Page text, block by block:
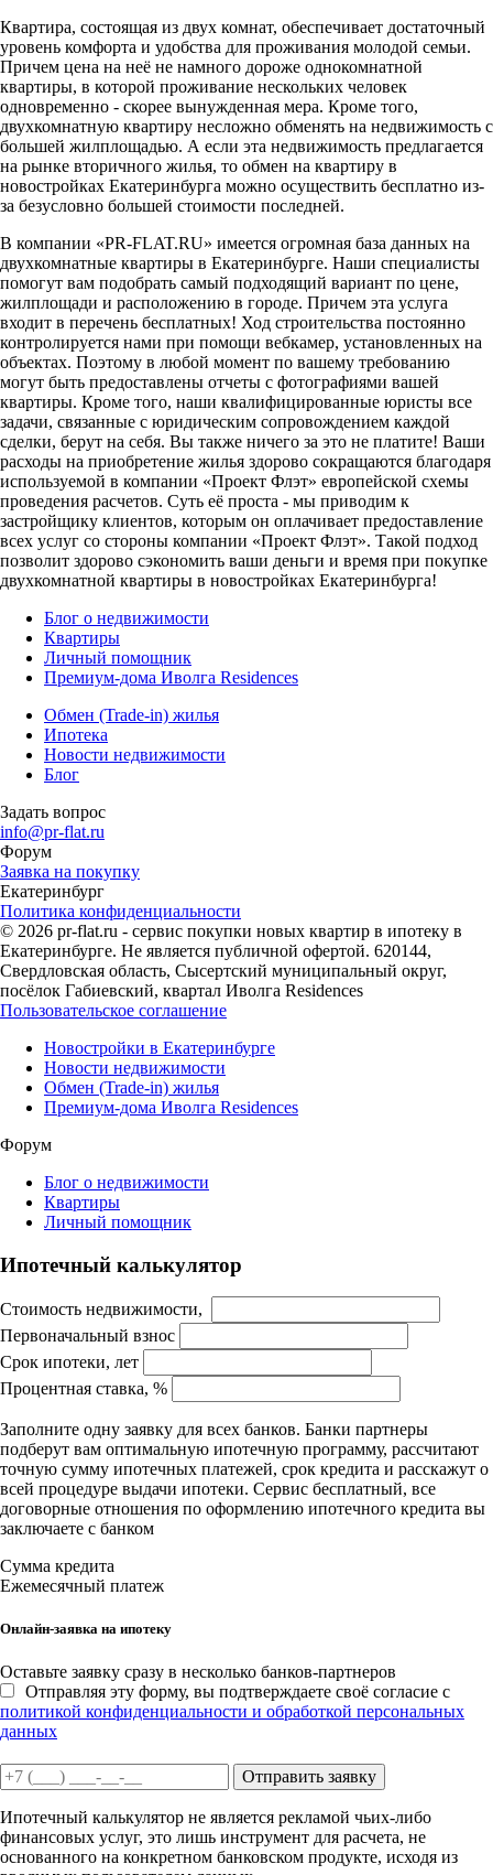
Квартира, состоящая из двух комнат, обеспечивает достаточный
уровень комфорта и удобства для проживания молодой семьи.
Причем цена на неё не намного дороже однокомнатной
квартиры, в которой проживание нескольких человек
одновременно - скорее вынужденная мера. Кроме того,
двухкомнатную квартиру несложно обменять на недвижимость с
большей жилплощадью. А если эта недвижимость предлагается
на рынке вторичного жилья, то обмен на квартиру в
новостройках Екатеринбурга можно осуществить бесплатно из-
за безусловно большей стоимости последней.
В компании «PR-FLAT.RU» имеется огромная база данных на
двухкомнатные квартиры в Екатеринбурге. Наши специалисты
помогут вам подобрать самый подходящий вариант по цене,
жилплощади и расположению в городе. Причем эта услуга
входит в перечень бесплатных! Ход строительства постоянно
контролируется нами при помощи вебкамер, установленных на
объектах. Поэтому в любой момент по вашему требованию
могут быть предоставлены отчеты с фотографиями вашей
квартиры. Кроме того, наши квалифицированные юристы все
задачи, связанные с юридическим сопровождением каждой
сделки, берут на себя. Вы также ничего за это не платите! Ваши
расходы на приобретение жилья здорово сокращаются благодаря
используемой в компании «Проект Флэт» европейской схемы
проведения расчетов. Суть её проста - мы приводим к
застройщику клиентов, которым он оплачивает предоставление
всех услуг со стороны компании «Проект Флэт». Такой подход
позволит здорово сэкономить ваши деньги и время при покупке
двухкомнатной квартиры в новостройках Екатеринбурга!
Блог о недвижимости
Квартиры
Личный помощник
Премиум-дома Иволга Residences
Обмен (Trade-in) жилья
Ипотека
Новости недвижимости
Блог
Задать вопрос
info@pr-flat.ru
Форум
Заявка на покупку
Екатеринбург
Политика конфиденциальности
© 2026 pr-flat.ru - сервис покупки новых квартир в ипотеку в
Екатеринбурге. Не является публичной офертой. 620144,
Свердловская область, Сысертский муниципальный округ,
посёлок Габиевский, квартал Иволга Residences
Пользовательское соглашение
Новостройки в Екатеринбурге
Новости недвижимости
Обмен (Trade-in) жилья
Премиум-дома Иволга Residences
Форум
Блог о недвижимости
Квартиры
Личный помощник
Ипотечный калькулятор
Стоимость недвижимости,
Первоначальный взнос
Срок ипотеки, лет
Процентная ставка, %
Заполните одну заявку для всех банков. Банки партнеры
подберут вам оптимальную ипотечную программу, рассчитают
точную сумму ипотечных платежей, срок кредита и расскажут о
всей процедуре выдачи ипотеки. Сервис бесплатный, все
договорные отношения по оформлению ипотечного кредита вы
заключаете с банком
Сумма кредита
Ежемесячный платеж
Онлайн-заявка на ипотеку
Оставьте заявку сразу в несколько банков-партнеров
Отправляя эту форму, вы подтверждаете своё согласие с
политикой конфиденциальности и обработкой персональных
данных
Отправить заявку
Ипотечный калькулятор не является рекламой чьих-либо
финансовых услуг, это лишь инструмент для расчета, не
основанного на конкретном банковском продукте, исходя из